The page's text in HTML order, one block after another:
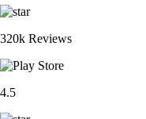
320k Reviews
4.5